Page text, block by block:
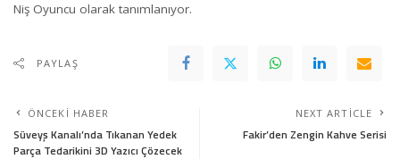
Niş Oyuncu olarak tanımlanıyor.
PAYLAŞ
ÖNCEKI HABER
Süveyş Kanalı’nda Tıkanan Yedek
Parça Tedarikini 3D Yazıcı Çözecek
NEXT ARTICLE
Fakir’den Zengin Kahve Serisi